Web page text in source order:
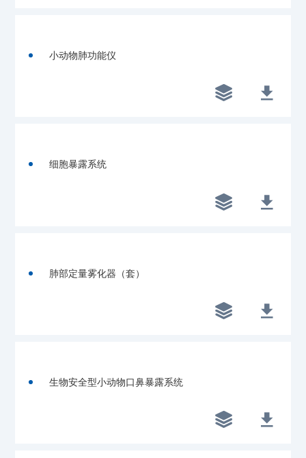
小动物肺功能仪
 
细胞暴露系统
 
肺部定量雾化器（套）
 
生物安全型小动物口鼻暴露系统
 